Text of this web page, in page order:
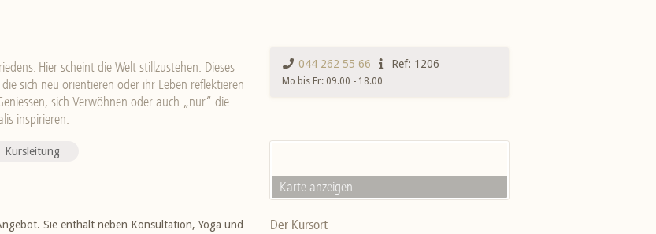
Hier scheint die Welt stillzustehen. Dieses
sich neu orientieren oder ihr Leben reflektieren
sich Verwöhnen oder auch „nur“ die
inspirieren.
044 262 55 66 Ref: 1206
Mo bis Fr: 09.00 - 18.00
Kursleitung
Sie enthält neben Konsultation, Yoga und
Karte anzeigen
Der Kursort